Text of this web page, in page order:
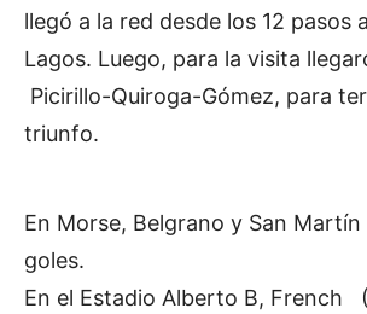
llegó a la red desde los 12 pasos
Lagos. Luego, para la visita
Picirillo-Quiroga-Gómez, para
triunfo.
En Morse, Belgrano y San
goles.
En el Estadio Alberto B, French